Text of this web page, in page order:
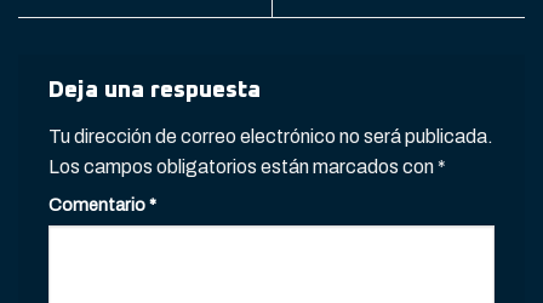
Deja una respuesta
Tu dirección de correo electrónico no será publicada.
Los campos obligatorios están marcados con*
Comentario*